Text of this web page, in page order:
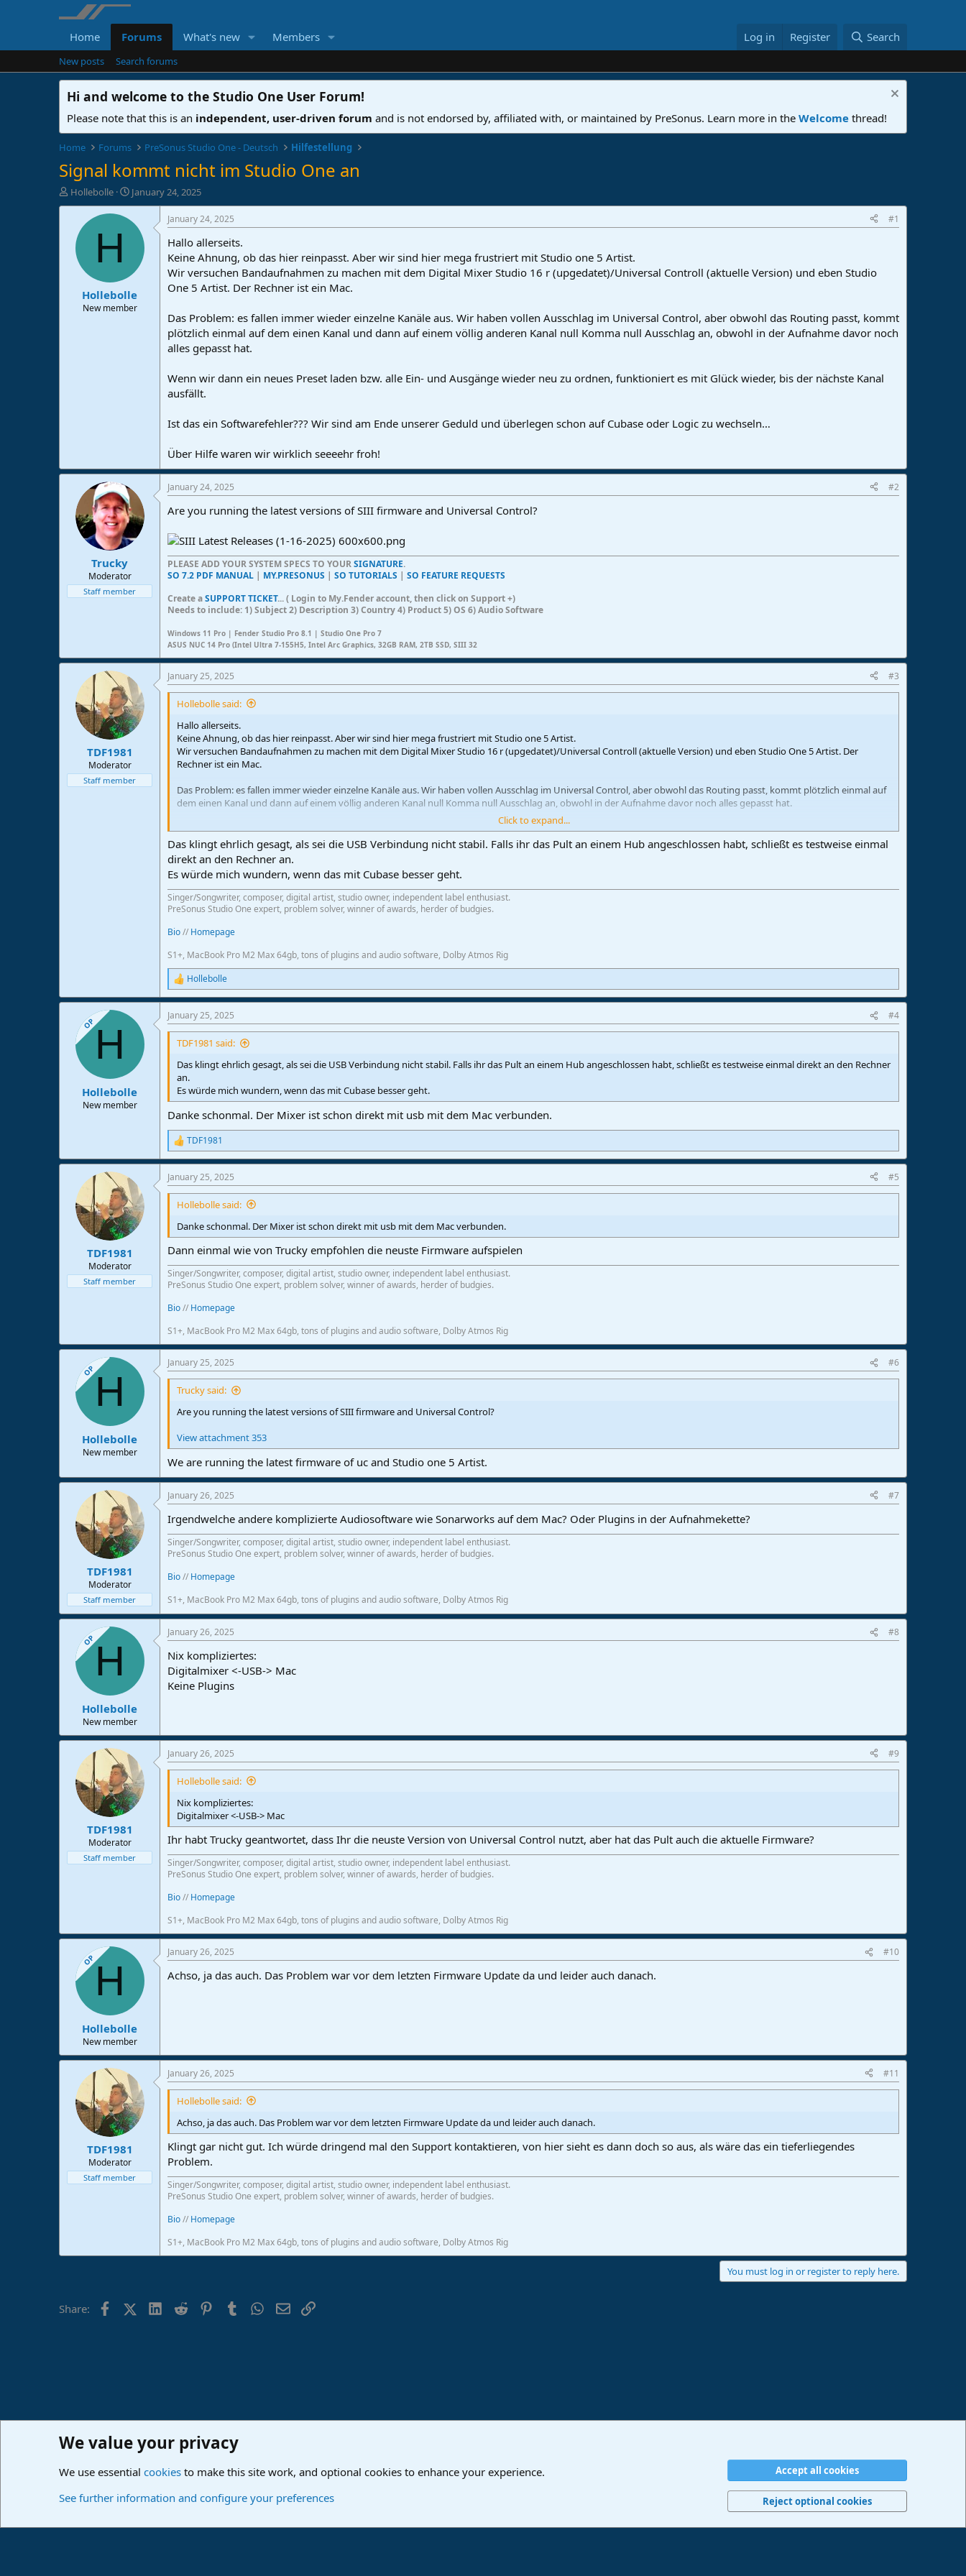
Home Forums What's new Members Log in Register Search
New posts Search forums
Hi and welcome to the Studio One User Forum!
Please note that this is an independent, user-driven forum and is not endorsed by, affiliated with, or maintained by PreSonus. Learn more in the Welcome thread!
Home Forums PreSonus Studio One - Deutsch Hilfestellung
Signal kommt nicht im Studio One an
T
h
Hollebolle
S
t
a
e
January 24, 2025
H
Hollebolle
New member
January 24, 2025 #1
Hallo allerseits.
Keine Ahnung, ob das hier reinpasst. Aber wir sind hier mega frustriert mit Studio one 5 Artist.
Wir versuchen Bandaufnahmen zu machen mit dem Digital Mixer Studio 16 r (upgedatet)/Universal Controll (aktuelle Version) und eben Studio
One 5 Artist. Der Rechner ist ein Mac.
Das Problem: es fallen immer wieder einzelne Kanäle aus. Wir haben vollen Ausschlag im Universal Control, aber obwohl das Routing passt, kommt
plötzlich einmal auf dem einen Kanal und dann auf einem völlig anderen Kanal null Komma null Ausschlag an, obwohl in der Aufnahme davor noch
alles gepasst hat.
Wenn wir dann ein neues Preset laden bzw. alle Ein- und Ausgänge wieder neu zu ordnen, funktioniert es mit Glück wieder, bis der nächste Kanal
ausfällt.
Ist das ein Softwarefehler??? Wir sind am Ende unserer Geduld und überlegen schon auf Cubase oder Logic zu wechseln…
Über Hilfe waren wir wirklich seeeehr froh!
Trucky
Moderator
Staff member
January 24, 2025 #2
Are you running the latest versions of SIII firmware and Universal Control?
PLEASE ADD YOUR SYSTEM SPECS TO YOURSIGNATURE.
SO 7.2 PDF MANUAL | MY.PRESONUS | SO TUTORIALS | SO FEATURE REQUESTS
Create aSUPPORT TICKET... ( Login to My.Fender account, then click on Support +)
Needs to include: 1) Subject 2) Description 3) Country 4) Product 5) OS 6) Audio Software
Windows 11 Pro | Fender Studio Pro 8.1 | Studio One Pro 7
ASUS NUC 14 Pro (Intel Ultra 7-155H5, Intel Arc Graphics, 32GB RAM, 2TB SSD, SIII 32
TDF1981
Moderator
Staff member
January 25, 2025 #3
Hollebolle said:
Hallo allerseits.
Keine Ahnung, ob das hier reinpasst. Aber wir sind hier mega frustriert mit Studio one 5 Artist.
Wir versuchen Bandaufnahmen zu machen mit dem Digital Mixer Studio 16 r (upgedatet)/Universal Controll (aktuelle Version) und eben Studio One 5 Artist. Der
Rechner ist ein Mac.
Das Problem: es fallen immer wieder einzelne Kanäle aus. Wir haben vollen Ausschlag im Universal Control, aber obwohl das Routing passt, kommt plötzlich einmal auf
dem einen Kanal und dann auf einem völlig anderen Kanal null Komma null Ausschlag an, obwohl in der Aufnahme davor noch alles gepasst hat.
Wenn wir dann ein neues Preset laden bzw. alle Ein- und Ausgänge wieder neu zu ordnen, funktioniert es mit Glück wieder, bis der nächste Kanal ausfällt.
Ist das ein Softwarefehler??? Wir sind am Ende unserer Geduld und überlegen schon auf Cubase oder Logic zu wechseln…
Über Hilfe waren wir wirklich seeeehr froh!
Click to expand...
Das klingt ehrlich gesagt, als sei die USB Verbindung nicht stabil. Falls ihr das Pult an einem Hub angeschlossen habt, schließt es testweise einmal
direkt an den Rechner an.
Es würde mich wundern, wenn das mit Cubase besser geht.
Singer/Songwriter, composer, digital artist, studio owner, independent label enthusiast.
PreSonus Studio One expert, problem solver, winner of awards, herder of budgies.
Bio// Homepage
S1+, MacBook Pro M2 Max 64gb, tons of plugins and audio software, Dolby Atmos Rig
R
e
a
c
t
Hollebolle
OPH
Hollebolle
New member
January 25, 2025 #4
TDF1981 said:
Das klingt ehrlich gesagt, als sei die USB Verbindung nicht stabil. Falls ihr das Pult an einem Hub angeschlossen habt, schließt es testweise einmal direkt an den Rechner
an.
Es würde mich wundern, wenn das mit Cubase besser geht.
Danke schonmal. Der Mixer ist schon direkt mit usb mit dem Mac verbunden.
R
e
a
c
t
s
:
TDF1981
TDF1981
Moderator
Staff member
January 25, 2025 #5
Hollebolle said:
Danke schonmal. Der Mixer ist schon direkt mit usb mit dem Mac verbunden.
Dann einmal wie von Trucky empfohlen die neuste Firmware aufspielen
Singer/Songwriter, composer, digital artist, studio owner, independent label enthusiast.
PreSonus Studio One expert, problem solver, winner of awards, herder of budgies.
Bio// Homepage
S1+, MacBook Pro M2 Max 64gb, tons of plugins and audio software, Dolby Atmos Rig
OPH
Hollebolle
New member
January 25, 2025 #6
Trucky said:
Are you running the latest versions of SIII firmware and Universal Control?
View attachment 353
We are running the latest firmware of uc and Studio one 5 Artist.
TDF1981
Moderator
Staff member
January 26, 2025 #7
Irgendwelche andere komplizierte Audiosoftware wie Sonarworks auf dem Mac? Oder Plugins in der Aufnahmekette?
Singer/Songwriter, composer, digital artist, studio owner, independent label enthusiast.
PreSonus Studio One expert, problem solver, winner of awards, herder of budgies.
Bio// Homepage
S1+, MacBook Pro M2 Max 64gb, tons of plugins and audio software, Dolby Atmos Rig
OPH
Hollebolle
New member
January 26, 2025 #8
Nix kompliziertes:
Digitalmixer <-USB-> Mac
Keine Plugins
TDF1981
Moderator
Staff member
January 26, 2025 #9
Hollebolle said:
Nix kompliziertes:
Digitalmixer <-USB-> Mac
Ihr habt Trucky geantwortet, dass Ihr die neuste Version von Universal Control nutzt, aber hat das Pult auch die aktuelle Firmware?
Singer/Songwriter, composer, digital artist, studio owner, independent label enthusiast.
PreSonus Studio One expert, problem solver, winner of awards, herder of budgies.
Bio// Homepage
S1+, MacBook Pro M2 Max 64gb, tons of plugins and audio software, Dolby Atmos Rig
OPH
Hollebolle
New member
January 26, 2025 #10
Achso, ja das auch. Das Problem war vor dem letzten Firmware Update da und leider auch danach.
TDF1981
Moderator
Staff member
January 26, 2025 #11
Hollebolle said:
Achso, ja das auch. Das Problem war vor dem letzten Firmware Update da und leider auch danach.
Klingt gar nicht gut. Ich würde dringend mal den Support kontaktieren, von hier sieht es dann doch so aus, als wäre das ein tieferliegendes
Problem.
Singer/Songwriter, composer, digital artist, studio owner, independent label enthusiast.
PreSonus Studio One expert, problem solver, winner of awards, herder of budgies.
Bio// Homepage
S1+, MacBook Pro M2 Max 64gb, tons of plugins and audio software, Dolby Atmos Rig
You must log in or register to reply here.
Share: FacebookX (Twitter)LinkedIn
Reddit PinterestTumblr WhatsApp
EmailLink
Home Forums PreSonus Studio One - Deutsch
Privacy policy Help Imprint Home
R
S
We value your privacy
We use essential cookies to make this site work, and optional cookies to enhance your experience.
See further information and configure your preferences
Accept all cookies
Reject optional cookies